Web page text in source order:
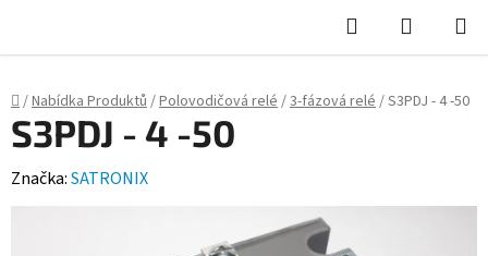
Hledat
KOŠÍK
Domů
/Nabídka Produktů /Polovodičová relé /3-fázová relé /S3PDJ - 4 -50
S3PDJ - 4 -50
Značka:SATRONIX